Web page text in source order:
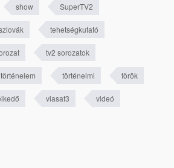
show SuperTV2
tehetségkutató
tv2 sorozatok
történelem történelmi török
viasat3 videó